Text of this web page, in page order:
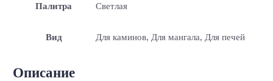
Палитра Светлая
Вид Для каминов, Для мангала, Для печей
Описание